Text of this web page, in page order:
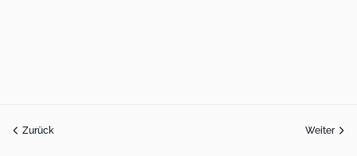
Zurück Weiter